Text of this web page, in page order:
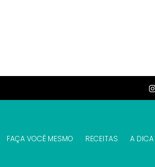
FAÇA VOCÊ MESMO RECEITAS A